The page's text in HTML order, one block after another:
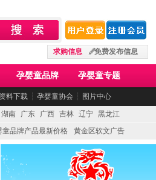
求购信息 免费发布信息
孕婴童品牌 孕婴童专题
资料下载 ┆ 孕婴童协会 ┆ 图片中心
湖南 广东 广西 吉林 辽宁 黑龙江
童品牌产品最新价格 黄金区软文广告